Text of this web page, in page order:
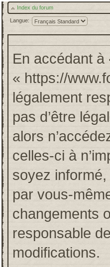
Index du forum
Langue:
En accédant
« https://
légalement
pas d’être
alors
celles-ci à
soyez
par vous-
changements
responsable
modifications.